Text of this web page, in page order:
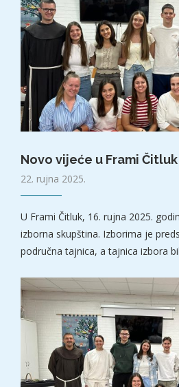
Novo vijeće u Frami Čitluk
22. rujna 2025.
U Frami Čitluk, 16. rujna 2025.
izborna skupština. Izborima je
područna tajnica, a tajnica izbora